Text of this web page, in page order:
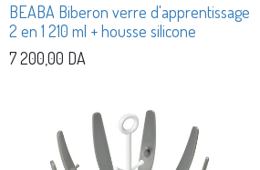
BEABA Biberon verre d'apprentissage
2 en 1 210 ml + housse silicone
7 200,00 DA